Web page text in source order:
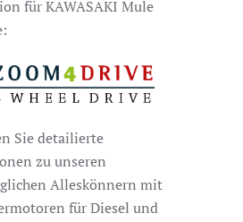
für KAWASAKI Mule
Sie detailierte
zu unseren
Alleskönnern mit
für Diesel und